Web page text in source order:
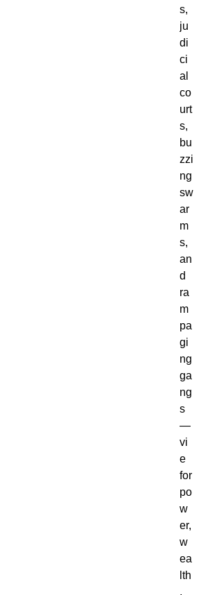
s,
ju
di
ci
al
co
urt
s,
bu
zzi
ng
sw
ar
m
s,
an
d
ra
m
pa
gi
ng
ga
ng
s
—
vi
e
for
po
w
er,
w
ea
lth
,